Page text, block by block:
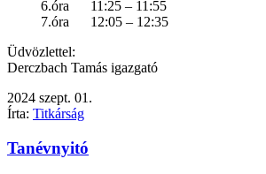
6.óra 11:25 – 11:55
7.óra 12:05 – 12:35
Üdvözlettel:
Derczbach Tamás igazgató
2024 szept. 01.
Írta: Titkárság
Tanévnyitó